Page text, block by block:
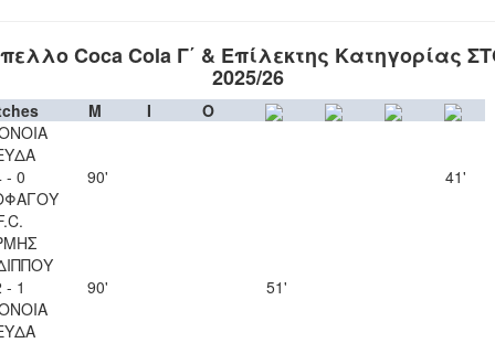
Coca Cola Γ΄ & Επίλεκτης Κατηγορίας
2025/26
M I
O
- 0
90' 41'
- 1
90' 51'